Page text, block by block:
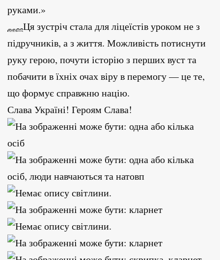
руками.»
Ця зустріч стала для ліцеїстів уроком не з
підручників, а з життя. Можливість потиснути
руку герою, почути історію з перших вуст та
побачити в їхніх очах віру в перемогу — це те,
що формує справжню націю.
Слава Україні! Героям Слава!